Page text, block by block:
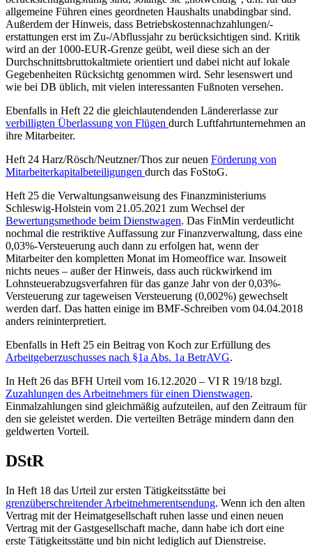
allgemeine Führen eines geordneten Haushalts unabdingbar sind.
Außerdem der Hinweis, dass Betriebskostennachzahlungen/-
erstattungen erst im Zu-/Abflussjahr zu berücksichtigen sind. Kritik
wird an der 1000-EUR-Grenze geübt, weil diese sich an der
Durchschnittsbruttokaltmiete orientiert und dabei nicht auf lokale
Gegebenheiten Rücksichtg genommen wird. Sehr lesenswert und
wie bei DB üblich, mit vielen interessanten Fußnoten versehen.
Ebenfalls in Heft 22 die gleichlautendenden Ländererlasse zur
verbilligten Überlassung von Flügen durch Luftfahrtunternehmen an
ihre Mitarbeiter.
Heft 24 Harz/Rösch/Neutzner/Thos zur neuen Förderung von
Mitarbeiterkapitalbeteiligungen durch das FoStoG.
Heft 25 die Verwaltungsanweisung des Finanzministeriums
Schleswig-Holstein vom 21.05.2021 zum Wechsel der
Bewertungsmethode beim Dienstwagen. Das FinMin verdeutlicht
nochmal die restriktive Auffassung zur Finanzverwaltung, dass eine
0,03%-Versteuerung auch dann zu erfolgen hat, wenn der
Mitarbeiter den kompletten Monat im Homeoffice war. Insoweit
nichts neues – außer der Hinweis, dass auch rückwirkend im
Lohnsteuerabzugsverfahren für das ganze Jahr von der 0,03%-
Versteuerung zur tageweisen Versteuerung (0,002%) gewechselt
werden darf. Das hatten einige im BMF-Schreiben vom 04.04.2018
anders reininterpretiert.
Ebenfalls in Heft 25 ein Beitrag von Koch zur Erfüllung des
Arbeitgeberzuschusses nach §1a Abs. 1a BetrAVG.
In Heft 26 das BFH Urteil vom 16.12.2020 – VI R 19/18 bzgl.
Zuzahlungen des Arbeitnehmers für einen Dienstwagen.
Einmalzahlungen sind gleichmäßig aufzuteilen, auf den Zeitraum für
den sie geleistet werden. Die verteilten Beträge mindern dann den
geldwerten Vorteil.
DStR
In Heft 18 das Urteil zur ersten Tätigkeitsstätte bei
grenzüberschreitender Arbeitnehmerentsendung. Wenn ich den alten
Vertrag mit der Heimatgesellschaft ruhen lasse und einen neuen
Vertrag mit der Gastgesellschaft mache, dann habe ich dort eine
erste Tätigkeitsstätte und bin nicht lediglich auf Dienstreise.